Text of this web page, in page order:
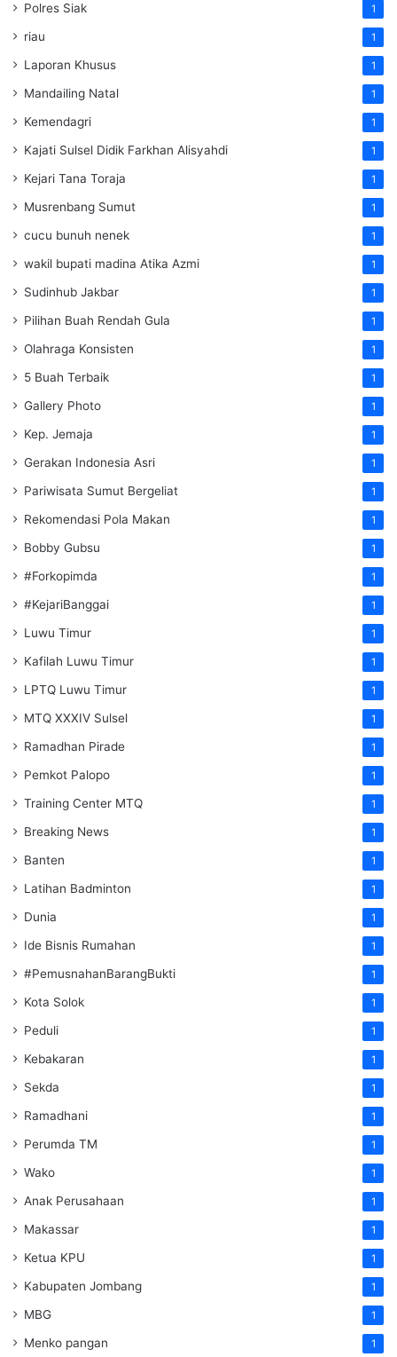
Polres Siak 1
riau 1
Laporan Khusus 1
Mandailing Natal 1
Kemendagri 1
Kajati Sulsel Didik Farkhan Alisyahdi 1
Kejari Tana Toraja 1
Musrenbang Sumut 1
cucu bunuh nenek 1
wakil bupati madina Atika Azmi 1
Sudinhub Jakbar 1
Pilihan Buah Rendah Gula 1
Olahraga Konsisten 1
5 Buah Terbaik 1
Gallery Photo 1
Kep. Jemaja 1
Gerakan Indonesia Asri 1
Pariwisata Sumut Bergeliat 1
Rekomendasi Pola Makan 1
Bobby Gubsu 1
#Forkopimda 1
#KejariBanggai 1
Luwu Timur 1
Kafilah Luwu Timur 1
LPTQ Luwu Timur 1
MTQ XXXIV Sulsel 1
Ramadhan Pirade 1
Pemkot Palopo 1
Training Center MTQ 1
Breaking News 1
Banten 1
Latihan Badminton 1
Dunia 1
Ide Bisnis Rumahan 1
#PemusnahanBarangBukti 1
Kota Solok 1
Peduli 1
Kebakaran 1
Sekda 1
Ramadhani 1
Perumda TM 1
Wako 1
Anak Perusahaan 1
Makassar 1
Ketua KPU 1
Kabupaten Jombang 1
MBG 1
Menko pangan 1